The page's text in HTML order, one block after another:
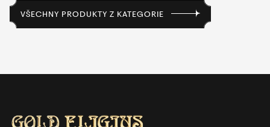
VŠECHNY PRODUKTY Z KATEGORIE